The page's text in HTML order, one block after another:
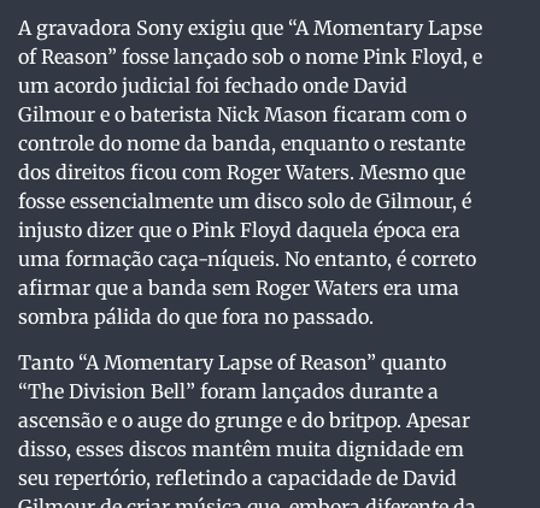
A gravadora Sony exigiu que “A Momentary Lapse
of Reason” fosse lançado sob o nome Pink Floyd, e
um acordo judicial foi fechado onde David
Gilmour e o baterista Nick Mason ficaram com o
controle do nome da banda, enquanto o restante
dos direitos ficou com Roger Waters. Mesmo que
fosse essencialmente um disco solo de Gilmour, é
injusto dizer que o Pink Floyd daquela época era
uma formação caça-níqueis. No entanto, é correto
afirmar que a banda sem Roger Waters era uma
sombra pálida do que fora no passado.
Tanto “A Momentary Lapse of Reason” quanto
“The Division Bell” foram lançados durante a
ascensão e o auge do grunge e do britpop. Apesar
disso, esses discos mantêm muita dignidade em
seu repertório, refletindo a capacidade de David